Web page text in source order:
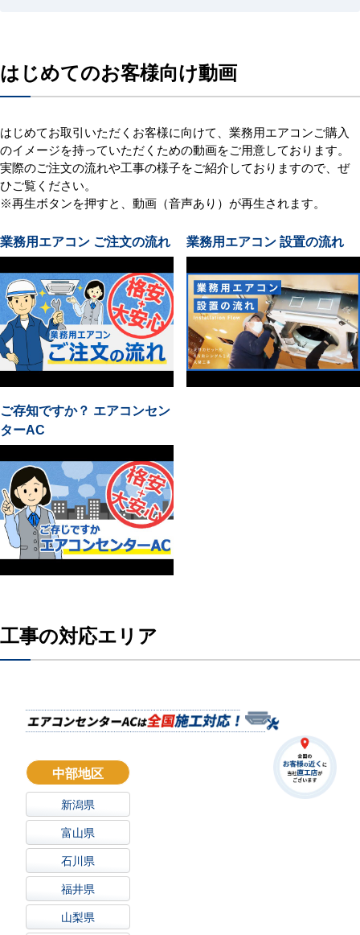
はじめてのお客様向け動画
はじめてお取引いただくお客様に向けて、業務用エアコンご購入
のイメージを持っていただくための動画をご用意しております。
実際のご注文の流れや工事の様子をご紹介しておりますので、ぜ
ひご覧ください。
※再生ボタンを押すと、動画（音声あり）が再生されます。
業務用エアコン ご注文の流れ 業務用エアコン 設置の流れ
ご存知ですか？ エアコンセン
ターAC
工事の対応エリア
中部地区
新潟県
富山県
石川県
福井県
山梨県